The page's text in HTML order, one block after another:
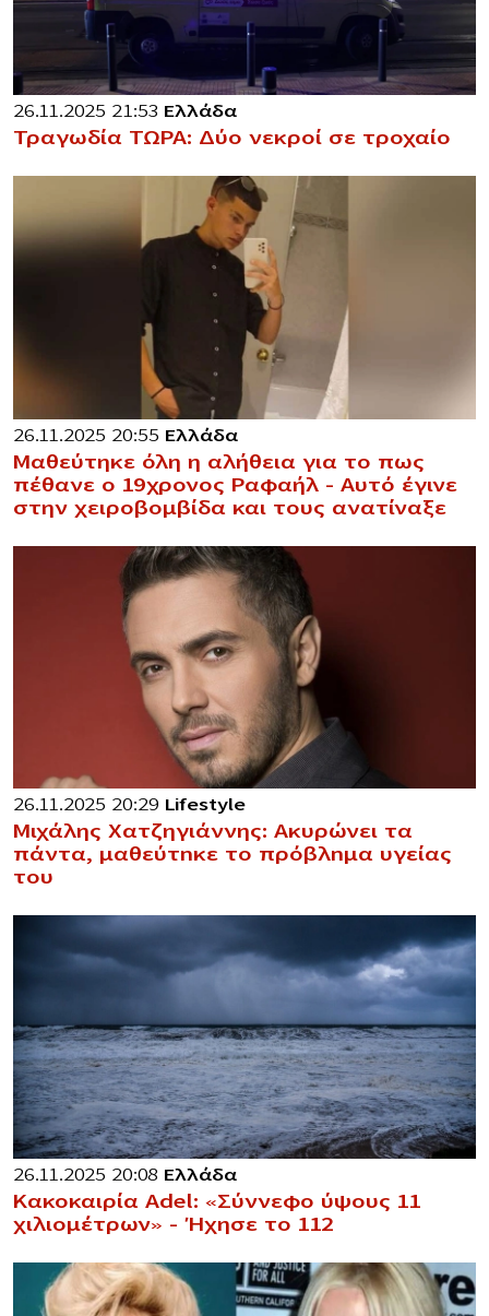
26.11.2025 21:53 Ελλάδα
Τραγωδία ΤΩΡΑ: Δύο νεκροί σε τροχαίο
26.11.2025 20:55 Ελλάδα
Μαθεύτηκε όλη η αλήθεια για το πως
πέθανε ο 19χρονος Ραφαήλ – Αυτό έγινε
στην χειροβομβίδα και τους ανατίναξε
26.11.2025 20:29 Lifestyle
Μιχάλης Χατζηγιάννης: Ακυρώνει τα
πάντα, μαθεύτnκε το πρόβλnμα υγείας
του
26.11.2025 20:08 Ελλάδα
Κακοκαιρία Adel: «Σύννεφο ύψους 11
χιλιομέτρων» – Ήχησε το 112